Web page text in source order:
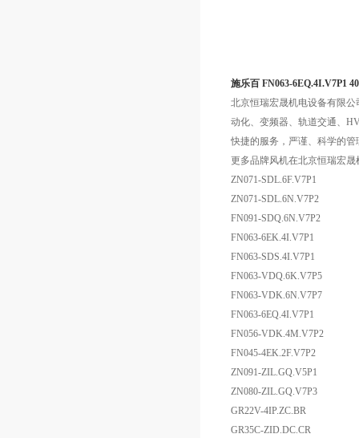
施乐百 FN063-6EQ.4I.V7P1
北京恒瑞宏晟机电设备有限
动化、变频器、轨道交通、
快捷的服务，严谨、科学的
更多品牌风机在北京恒瑞宏
ZN071-SDL.6F.V7P1
ZN071-SDL.6N.V7P2
FN091-SDQ.6N.V7P2
FN063-6EK.4I.V7P1
FN063-SDS.4I.V7P1
FN063-VDQ.6K.V7P5
FN063-VDK.6N.V7P7
FN063-6EQ.4I.V7P1
FN056-VDK.4M.V7P2
FN045-4EK.2F.V7P2
ZN091-ZIL.GQ.V5P1
ZN080-ZIL.GQ.V7P3
GR22V-4IP.ZC.BR
GR35C-ZID.DC.CR